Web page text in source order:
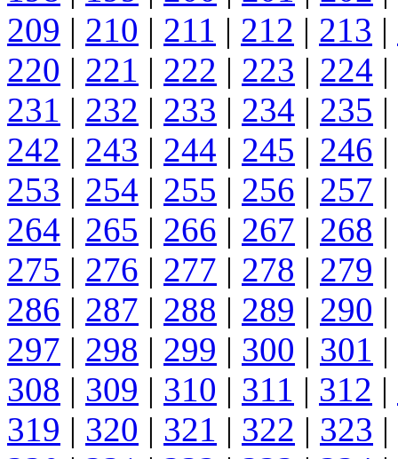
209 | 210 | 211 | 212 | 213 |
220 | 221 | 222 | 223 | 224 |
231 | 232 | 233 | 234 | 235 |
242 | 243 | 244 | 245 | 246 |
253 | 254 | 255 | 256 | 257 |
264 | 265 | 266 | 267 | 268 |
275 | 276 | 277 | 278 | 279 |
286 | 287 | 288 | 289 | 290 |
297 | 298 | 299 | 300 | 301 |
308 | 309 | 310 | 311 | 312 |
319 | 320 | 321 | 322 | 323 |